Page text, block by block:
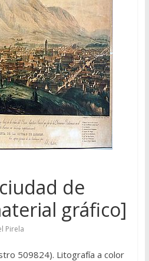
de
gráfico]
Pirela
509824). Litografía a color